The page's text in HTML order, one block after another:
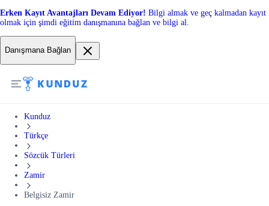
Erken Kayıt Avantajları Devam Ediyor! Bilgi almak ve geç kalmadan kayıt
olmak için şimdi eğitim danışmanına bağlan ve bilgi al.
Danışmana Bağlan
Kunduz
Türkçe
Sözcük Türleri
Zamir
Belgisiz Zamir